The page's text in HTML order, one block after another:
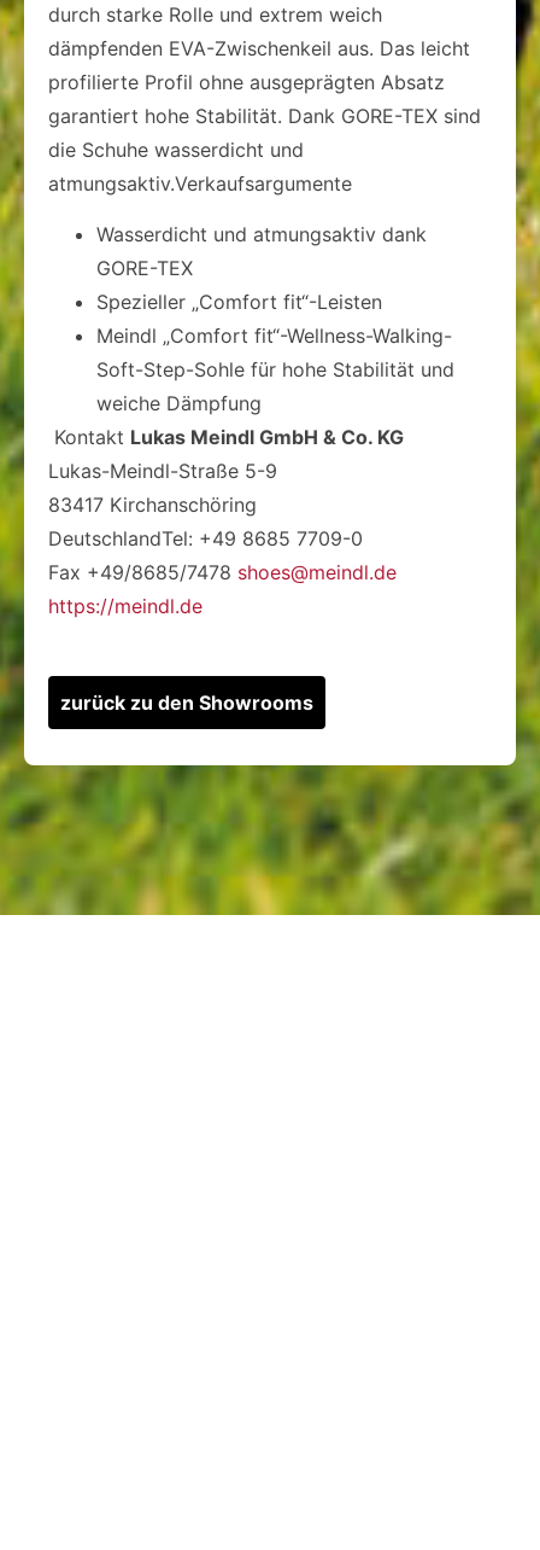
durch starke Rolle und extrem weich
dämpfenden EVA-Zwischenkeil aus. Das leicht
profilierte Profil ohne ausgeprägten Absatz
garantiert hohe Stabilität. Dank GORE-TEX sind
die Schuhe wasserdicht und
atmungsaktiv.Verkaufsargumente
Wasserdicht und atmungsaktiv dank
GORE-TEX
Spezieller „Comfort fit“-Leisten
Meindl „Comfort fit“-Wellness-Walking-
Soft-Step-Sohle für hohe Stabilität und
weiche Dämpfung
Kontakt Lukas Meindl GmbH & Co. KG
Lukas-Meindl-Straße 5-9
83417 Kirchanschöring
DeutschlandTel: +49 8685 7709-0
Fax +49/8685/7478 shoes@meindl.de
https://meindl.de
zurück zu den Showrooms